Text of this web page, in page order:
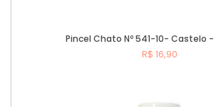
Pincel Chato Nº 541-10- Castelo -
R$ 16,90